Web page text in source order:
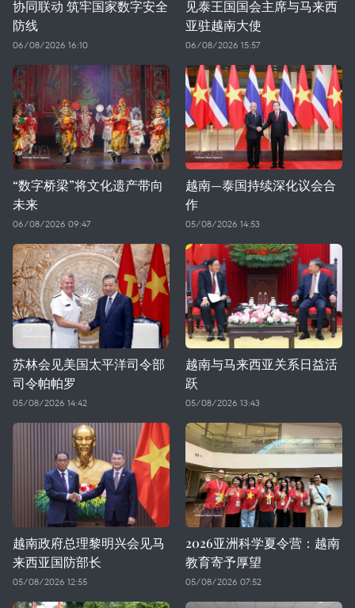
协同联动 筑牢国家数字安全
防线
06/08/2026 16:10
见泰王国国会主席与马来西
亚驻越南大使
06/08/2026 15:57
“数字桥梁”将文化遗产带向
未来
06/08/2026 09:47
越南—泰国持续深化议会合
作
05/08/2026 14:53
苏林会见美国太平洋司令部
司令帕帕罗
05/08/2026 14:42
越南与马来西亚关系日益活
跃
05/08/2026 13:43
越南政府总理黎明兴会见马
来西亚国防部长
05/08/2026 12:55
2026亚洲科学夏令营：越南
教育寄予厚望
05/08/2026 07:52